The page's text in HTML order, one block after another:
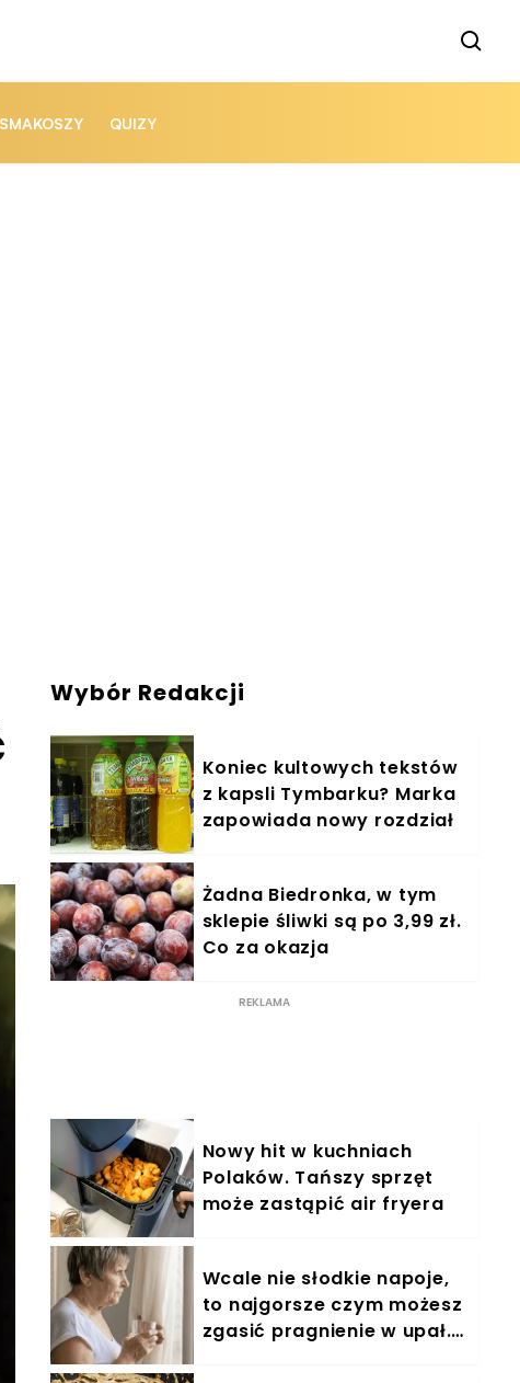
QUIZY
Wybór Redakcji
Koniec kultowych tekstów
z kapsli Tymbarku? Marka
zapowiada nowy rozdział
Żadna Biedronka, w tym
sklepie śliwki są po 3,99 zł.
Co za okazja
Nowy hit w kuchniach
Polaków. Tańszy sprzęt
może zastąpić air fryera
Wcale nie słodkie napoje,
to najgorsze czym możesz
zgasić pragnienie w upał.